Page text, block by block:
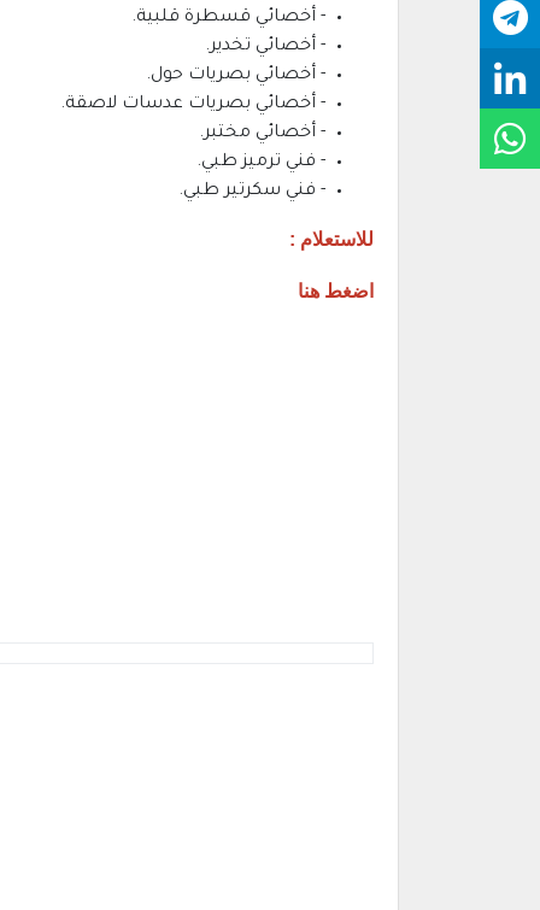
- أخصائي قسطرة قلبية.
- أخصائي تخدير.
- أخصائي بصريات حول.
- أخصائي بصريات عدسات لاصقة.
- أخصائي مختبر.
- فني ترميز طبي.
- فني سكرتير طبي.
للاستعلام :
اضغط هنا